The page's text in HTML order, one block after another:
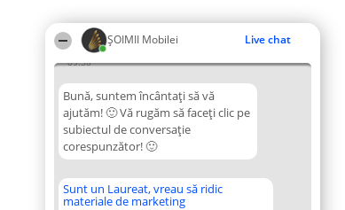
ȘOIMII Mobilei Live chat
09:38
Bună, suntem încântați să vă
ajutăm! 🙂 Vă rugăm să faceți clic pe
subiectul de conversație
corespunzător! 🙂
Sunt un Laureat, vreau să ridic
materiale de marketing